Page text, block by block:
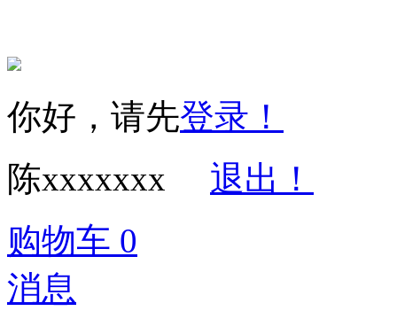
你好，请先登录！
陈xxxxxxx
退出！
购物车 0
消息